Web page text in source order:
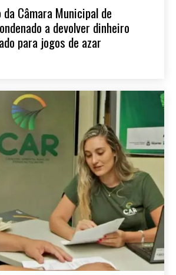
Câmara Municipal de
a devolver dinheiro
para jogos de azar